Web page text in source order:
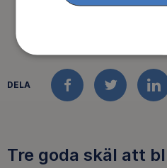
DELA
FACEBOOK
Tre goda skäl att